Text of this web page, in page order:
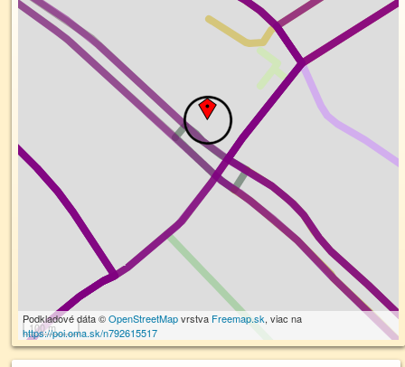
100 m
Podkladové dáta ©OpenStreetMapvrstva Freemap.sk, viac na
https://poi.oma.sk/n792615517